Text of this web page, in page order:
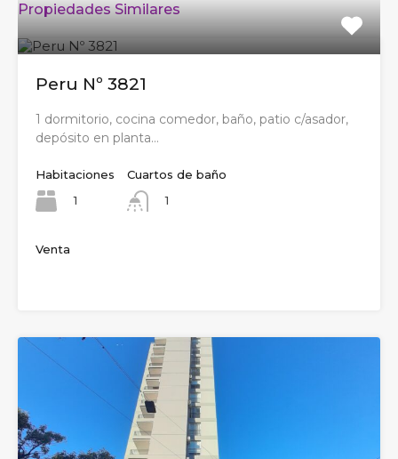
Propiedades Similares
Peru Nº 3821
1 dormitorio, cocina comedor, baño, patio c/asador,
depósito en planta…
Habitaciones
1
Cuartos de baño
1
Venta